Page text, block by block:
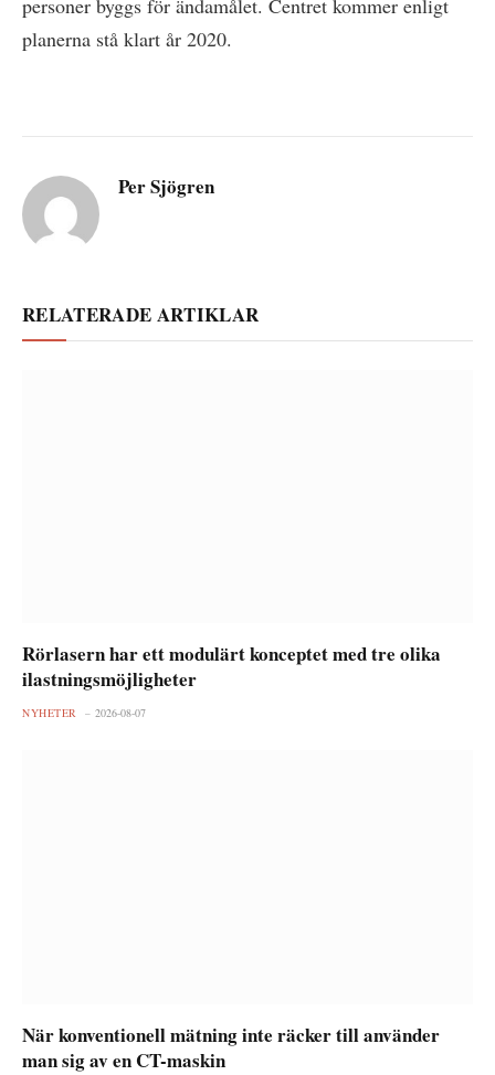
personer byggs för ändamålet. Centret kommer enligt
planerna stå klart år 2020.
Per Sjögren
RELATERADE ARTIKLAR
Rörlasern har ett modulärt konceptet med tre olika
ilastningsmöjligheter
NYHETER 2026-08-07
När konventionell mätning inte räcker till använder
man sig av en CT-maskin